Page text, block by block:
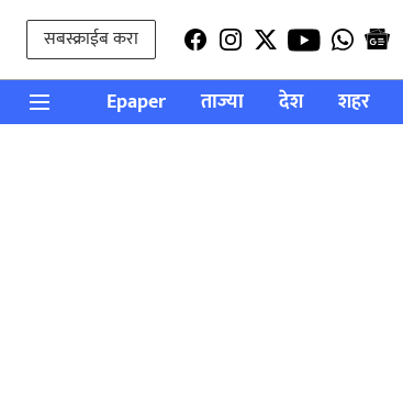
सबस्क्राईब करा
Epaper ताज्या देश शहर